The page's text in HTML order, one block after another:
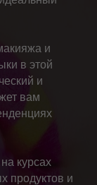
и
в этой
и
вам
курсах
продуктов и